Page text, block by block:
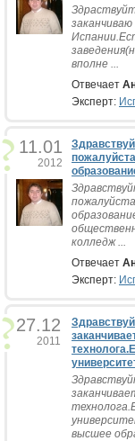
заканчиваю
вполне ...
Отвечает
Эксперт:
11.01
2012
колледж ...
Отвечает
Эксперт:
27.12
2011
высшее